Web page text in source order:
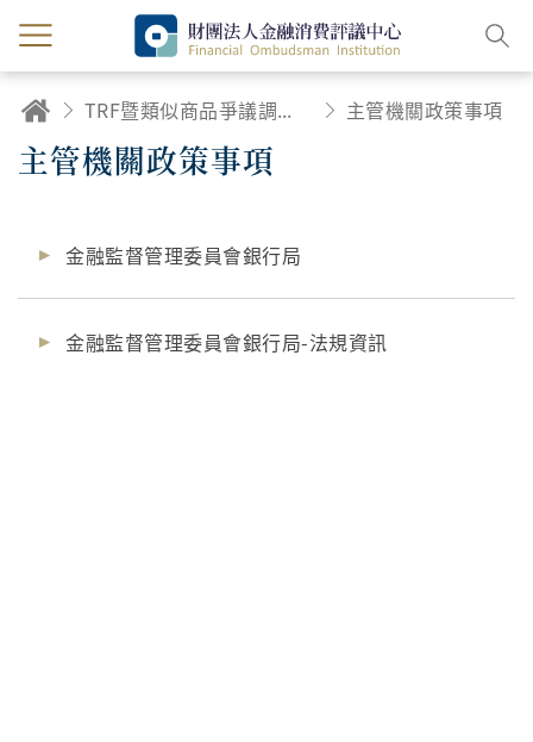
TRF暨類似商品爭議調處專區 主管機關政策事項
主管機關政策事項
金融監督管理委員會銀行局
金融監督管理委員會銀行局-法規資訊